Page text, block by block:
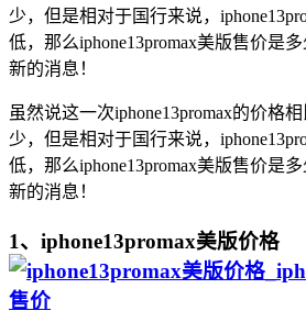
少，但是相对于国行来说，
低，那么iphone13promax美版售价是
新的消息！
虽然说这一次iphone13promax的价格
少，但是相对于国行来说，
低，那么iphone13promax美版售价是
新的消息！
1、iphone13promax美版价格